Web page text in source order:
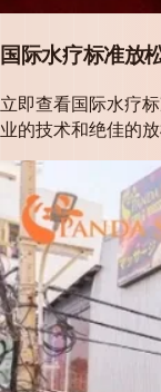
国际水疗标准放
立即查看国际水疗
业的技术和绝佳的放